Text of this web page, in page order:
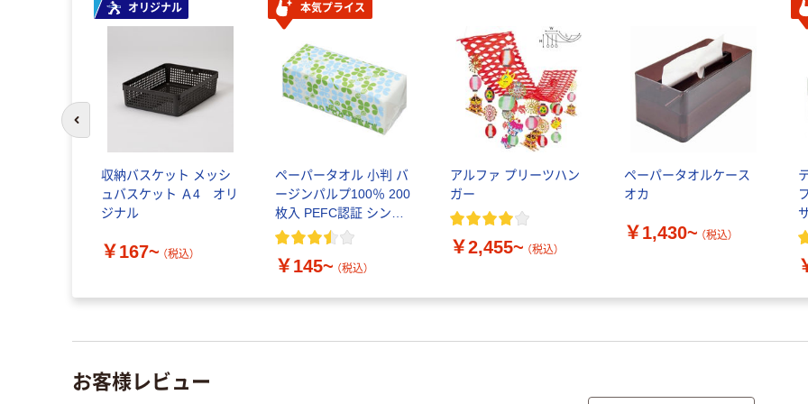
オリジナル
収納バスケット メッシ
ュバスケット Ａ4 オリ
ジナル
￥167~ （税込）
本気プライス
ペーパータオル 小判 バ
ージンパルプ100％ 200
枚入 PEFC認証 シング
ル アスクルオリジナル
￥145~ （税込）
アルファ プリーツハン
ガー
￥2,455~ （税込）
ペーパータオルケース
オカ
￥1,430~ （税込）
お客様レビュー